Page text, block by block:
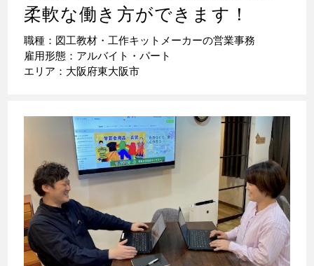
柔軟な働き方ができます！
職種：図工教材・工作キットメーカーの営業事務
雇用形態：アルバイト・パート
エリア：大阪府東大阪市